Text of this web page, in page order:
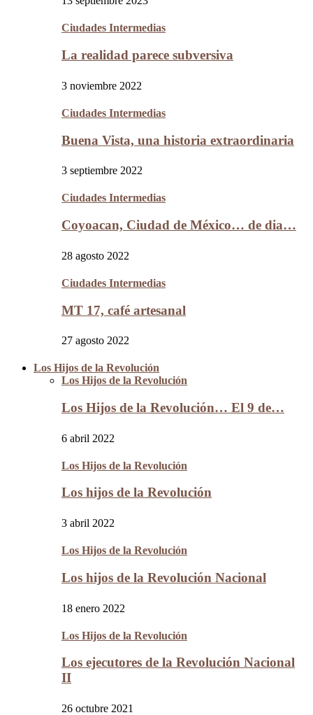
Ciudades Intermedias
La realidad parece subversiva
3 noviembre 2022
Ciudades Intermedias
Buena Vista, una historia extraordinaria
3 septiembre 2022
Ciudades Intermedias
Coyoacan, Ciudad de México… de dia…
28 agosto 2022
Ciudades Intermedias
MT 17, café artesanal
27 agosto 2022
Los Hijos de la Revolución
Los Hijos de la Revolución
Los Hijos de la Revolución… El 9 de…
6 abril 2022
Los Hijos de la Revolución
Los hijos de la Revolución
3 abril 2022
Los Hijos de la Revolución
Los hijos de la Revolución Nacional
18 enero 2022
Los Hijos de la Revolución
Los ejecutores de la Revolución Nacional
II
26 octubre 2021